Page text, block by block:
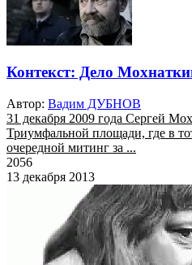
Контекст: Дело
Автор: Вадим ДУБНОВ
31 декабря 2009 года Сергей
Триумфальной площади, где в
очередной митинг за ...
2056
13 декабря 2013